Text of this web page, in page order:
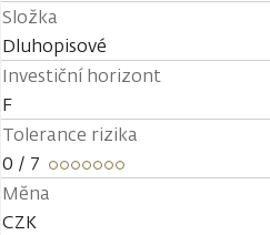
Složka
Dluhopisové
Investiční horizont
F
Tolerance rizika
0 / 7
Měna
CZK